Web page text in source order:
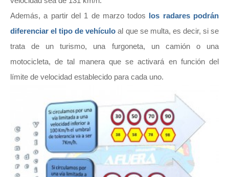
Además, a partir del 1 de marzo todos los radares podrán
diferenciar el tipo de vehículo al que se multa, es decir, si se
trata de un turismo, una furgoneta, un camión o una
motocicleta, de tal manera que se activará en función del
límite de velocidad establecido para cada uno.